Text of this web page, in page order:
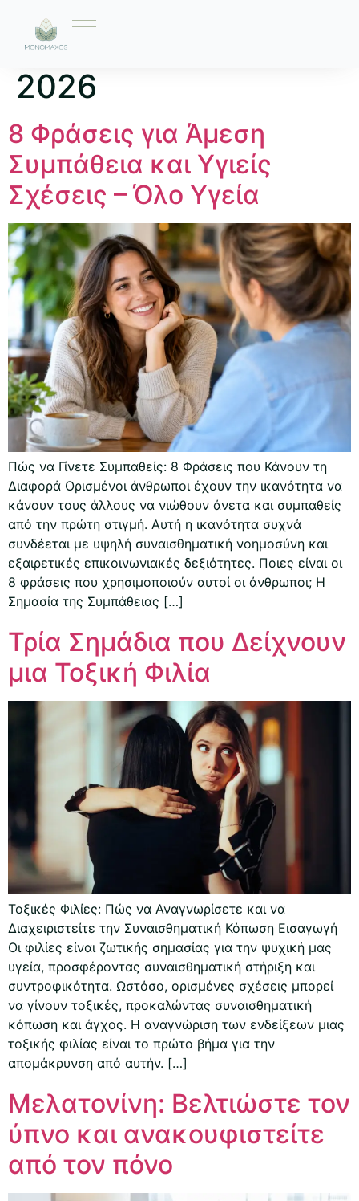
Ημέρα:
2026
8 Φράσεις για Άμεση
Συμπάθεια και Υγιείς
Σχέσεις – Όλο Υγεία
Πώς να Γίνετε Συμπαθείς: 8 Φράσεις που Κάνουν τη
Διαφορά Ορισμένοι άνθρωποι έχουν την ικανότητα να
κάνουν τους άλλους να νιώθουν άνετα και συμπαθείς
από την πρώτη στιγμή. Αυτή η ικανότητα συχνά
συνδέεται με υψηλή συναισθηματική νοημοσύνη και
εξαιρετικές επικοινωνιακές δεξιότητες. Ποιες είναι οι
8 φράσεις που χρησιμοποιούν αυτοί οι άνθρωποι; Η
Σημασία της Συμπάθειας […]
Τρία Σημάδια που Δείχνουν
μια Τοξική Φιλία
Τοξικές Φιλίες: Πώς να Αναγνωρίσετε και να
Διαχειριστείτε την Συναισθηματική Κόπωση Εισαγωγή
Οι φιλίες είναι ζωτικής σημασίας για την ψυχική μας
υγεία, προσφέροντας συναισθηματική στήριξη και
συντροφικότητα. Ωστόσο, ορισμένες σχέσεις μπορεί
να γίνουν τοξικές, προκαλώντας συναισθηματική
κόπωση και άγχος. Η αναγνώριση των ενδείξεων μιας
τοξικής φιλίας είναι το πρώτο βήμα για την
απομάκρυνση από αυτήν. […]
Μελατονίνη: Βελτιώστε τον
ύπνο και ανακουφιστείτε
από τον πόνο